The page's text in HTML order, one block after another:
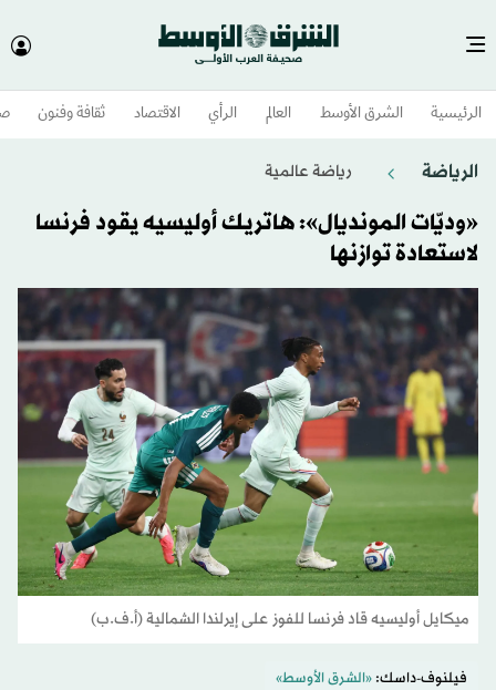
الرئيسية الشرق الأوسط​ العالم الرأي الاقتصاد ثقافة وفنون
الرياضة رياضة عالمية
«وديّات المونديال»: هاتريك أوليسيه يقود فرنسا
لاستعادة توازنها
ميكايل أوليسيه قاد فرنسا للفوز على إيرلندا الشمالية (أ.ف.ب)
فيلنوف-داسك:«الشرق الأوسط»